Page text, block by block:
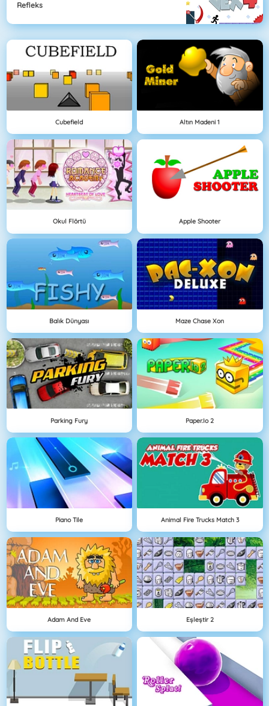
Refleks
Cubefield Altın Madeni 1
Okul Flörtü Apple Shooter
Balık Dünyası Maze Chase Xon
Parking Fury Paper.io 2
Piano Tile Animal Fire Trucks Match 3
Adam And Eve Eşleştir 2